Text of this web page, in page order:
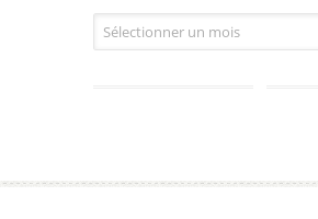
Archives